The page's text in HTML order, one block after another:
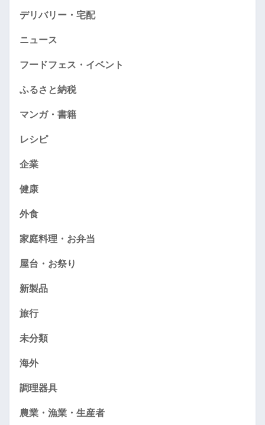
デリバリー・宅配
ニュース
フードフェス・イベント
ふるさと納税
マンガ・書籍
レシピ
企業
健康
外食
家庭料理・お弁当
屋台・お祭り
新製品
旅行
未分類
海外
調理器具
農業・漁業・生産者